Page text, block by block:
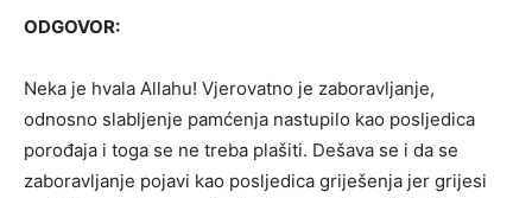
ODGOVOR:
Neka je hvala Allahu! Vjerovatno je zaboravljanje,
odnosno slabljenje pamćenja nastupilo kao posljedica
porođaja i toga se ne treba plašiti. Dešava se i da se
zaboravljanje pojavi kao posljedica griješenja jer grijesi